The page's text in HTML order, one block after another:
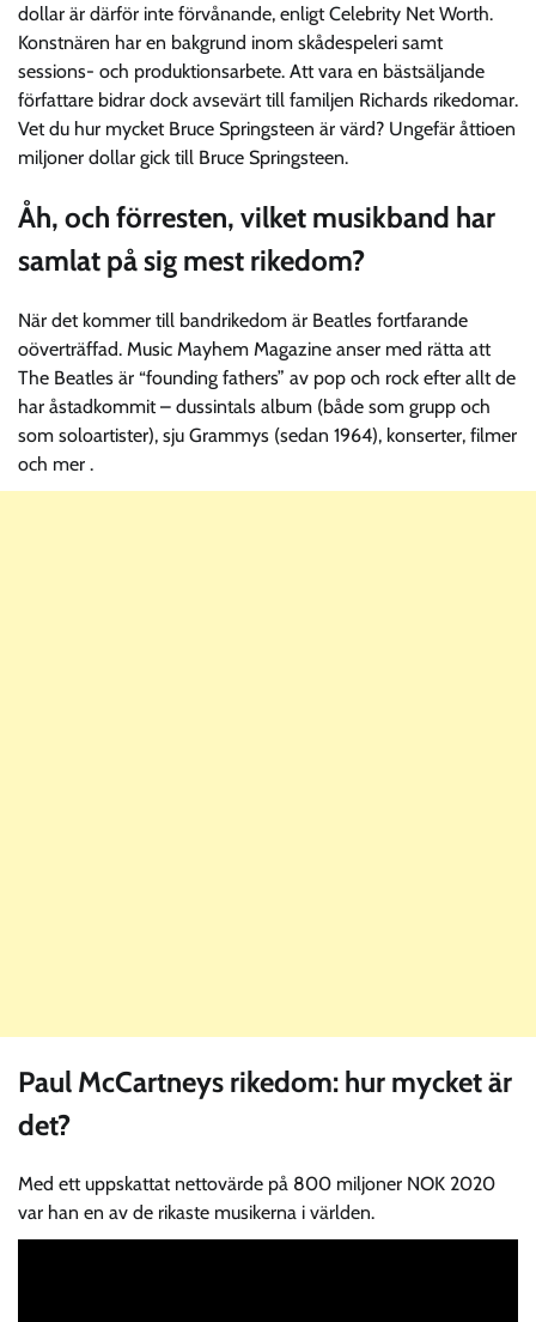
dollar är därför inte förvånande, enligt Celebrity Net Worth.
Konstnären har en bakgrund inom skådespeleri samt
sessions- och produktionsarbete. Att vara en bästsäljande
författare bidrar dock avsevärt till familjen Richards rikedomar.
Vet du hur mycket Bruce Springsteen är värd? Ungefär åttioen
miljoner dollar gick till Bruce Springsteen.
Åh, och förresten, vilket musikband har
samlat på sig mest rikedom?
När det kommer till bandrikedom är Beatles fortfarande
oöverträffad. Music Mayhem Magazine anser med rätta att
The Beatles är “founding fathers” av pop och rock efter allt de
har åstadkommit – dussintals album (både som grupp och
som soloartister), sju Grammys (sedan 1964), konserter, filmer
och mer .
Paul McCartneys rikedom: hur mycket är
det?
Med ett uppskattat nettovärde på 800 miljoner NOK 2020
var han en av de rikaste musikerna i världen.